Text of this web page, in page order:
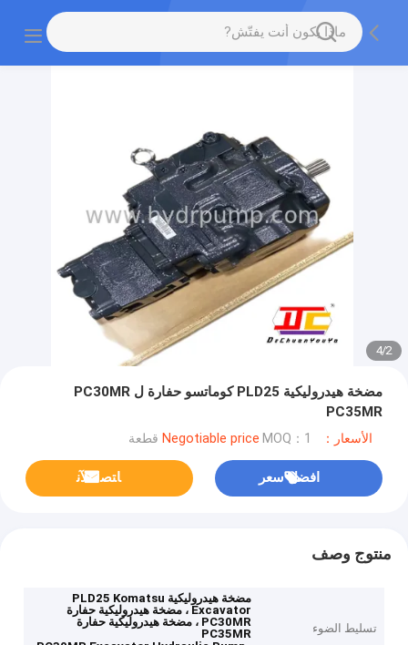
2
/
4
مضخة هيدروليكية PLD25 كوماتسو حفارة ل PC30MR
PC35MR
الأسعار：Negotiable price MOQ：1 قطعة
افضل سعر ﺎﺘﺼﻟ ﺍﻶﻧ
منتوج وصف
تسليط الضوء
مضخة هيدروليكية PLD25 Komatsu
Excavator ، مضخة هيدروليكية حفارة
PC30MR ، مضخة هيدروليكية حفارة
PC35MR